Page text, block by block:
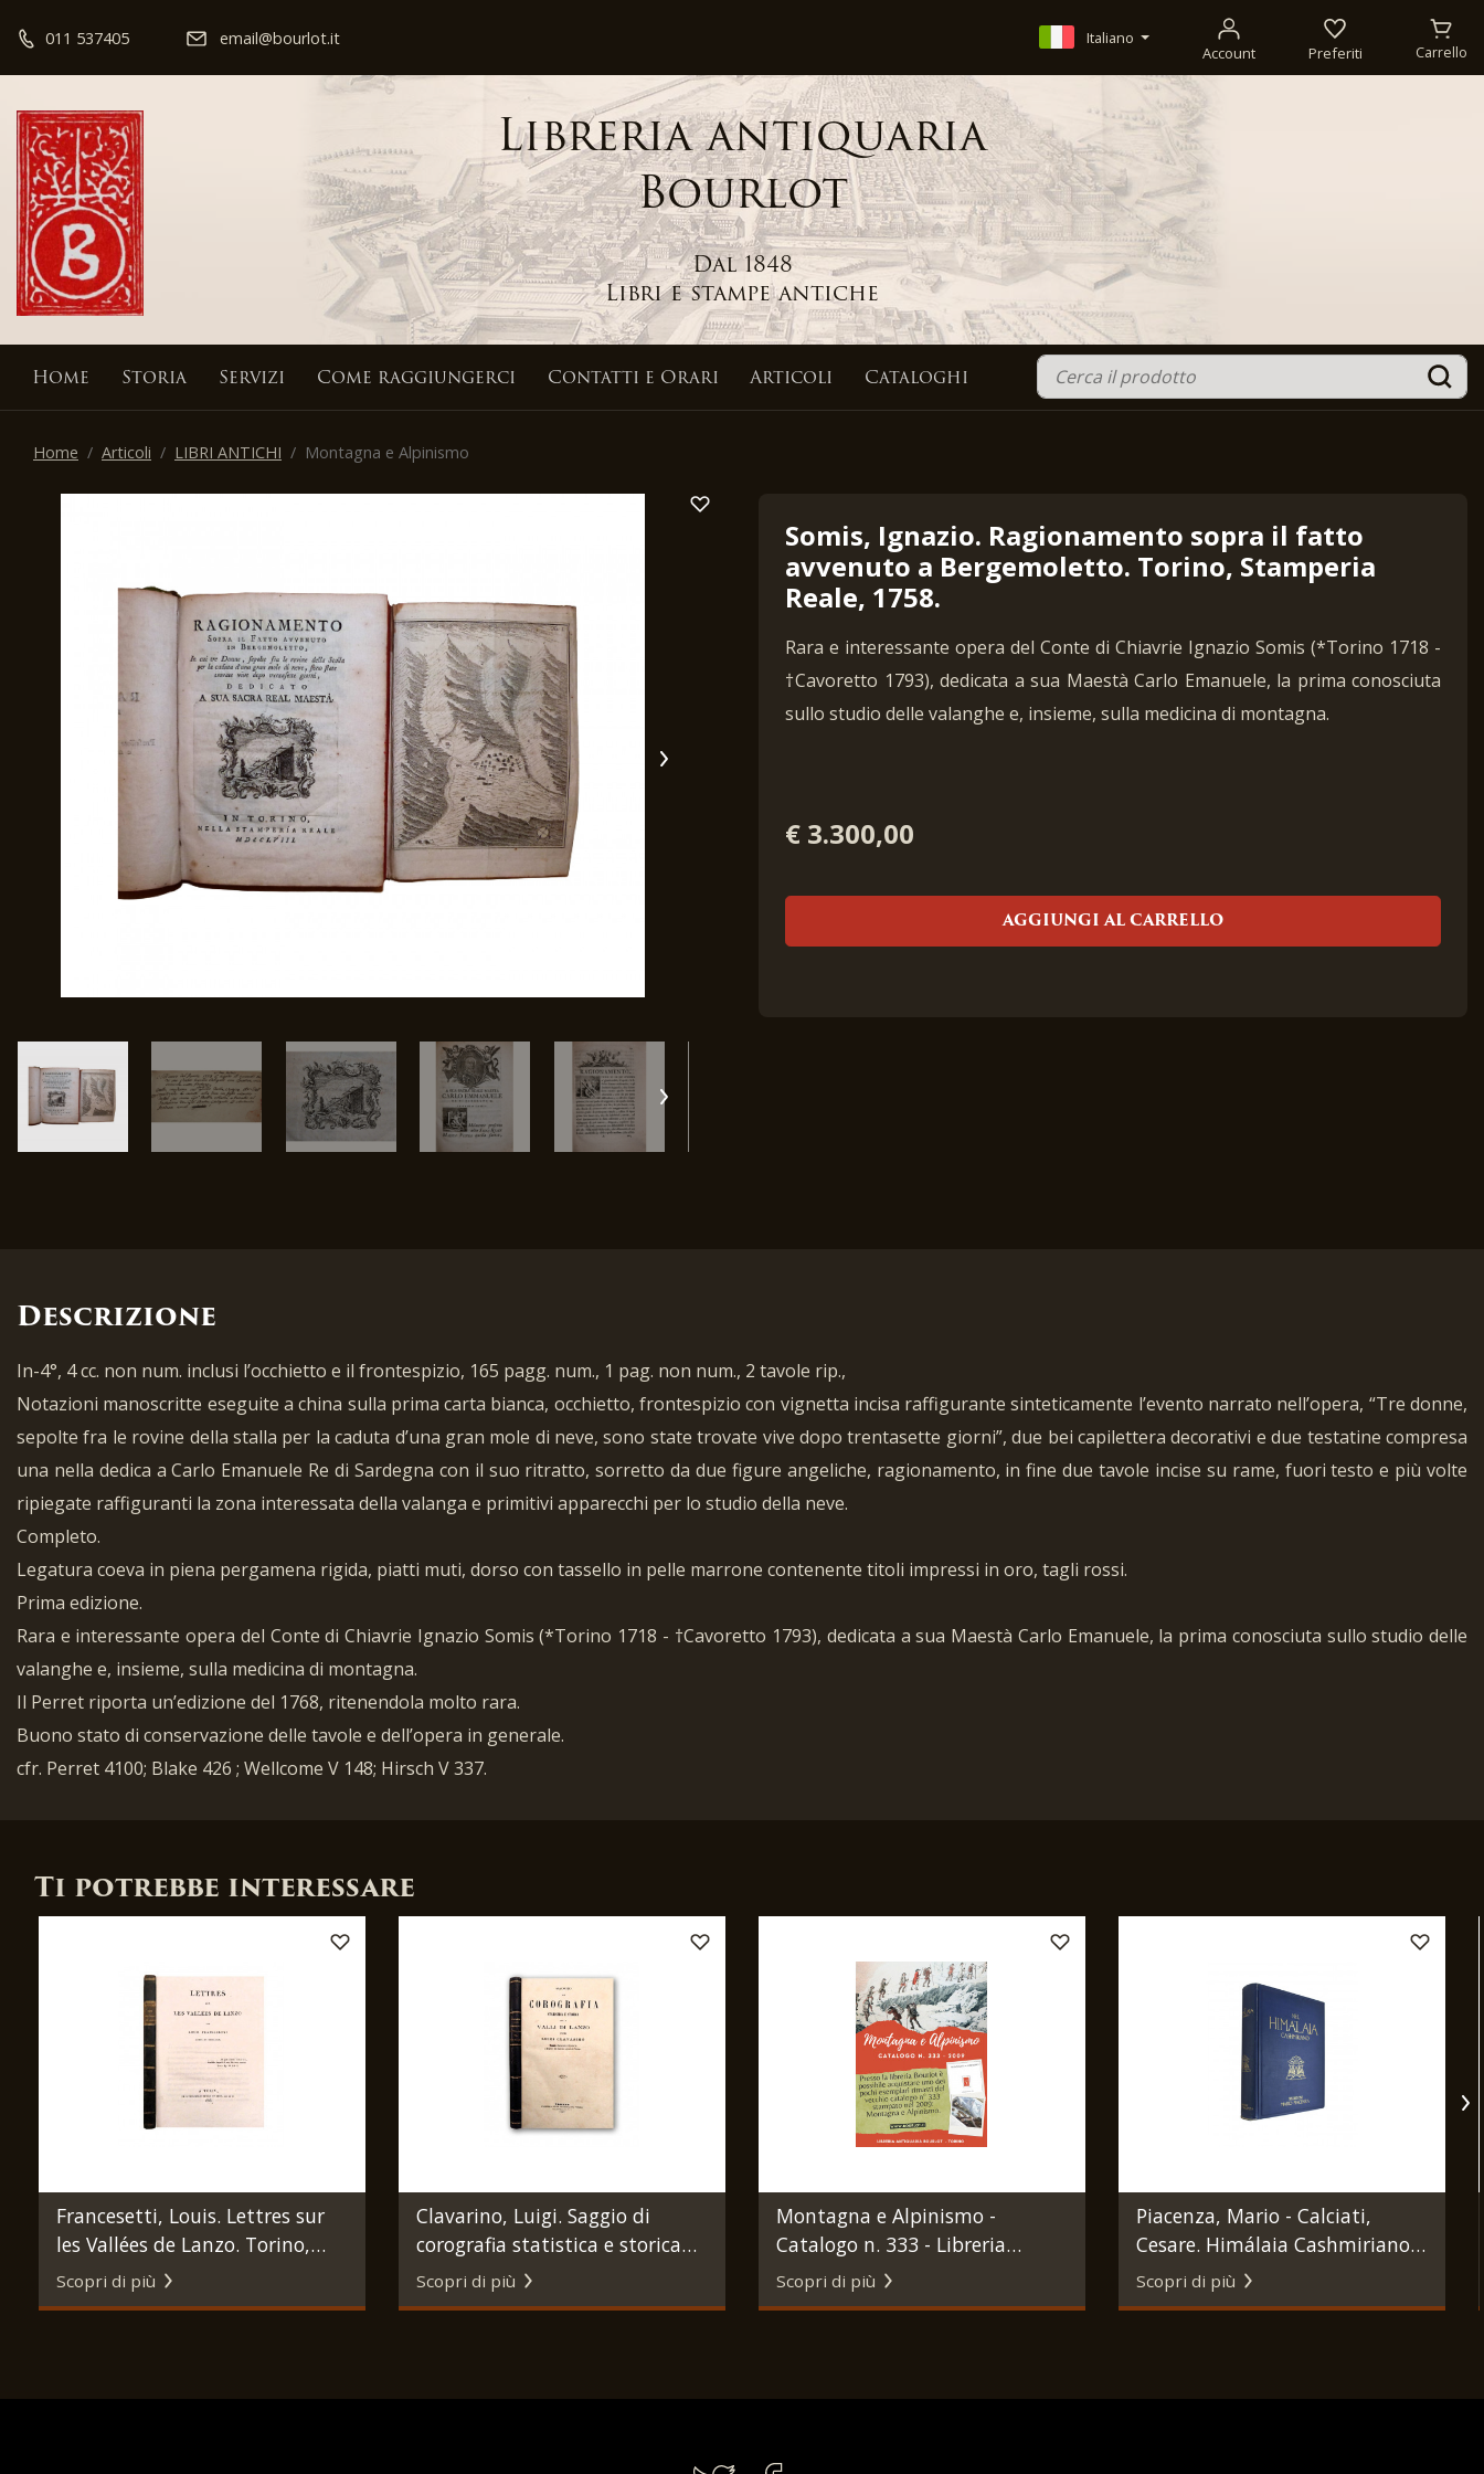
011 537405 email@bourlot.it Italiano
Account Preferiti Carrello
Libreria antiquaria
Bourlot
Dal 1848
Libri e stampe antiche
Home Storia Servizi Come raggiungerci Contatti e Orari Articoli Cataloghi
Home Articoli LIBRI ANTICHI Montagna e Alpinismo
Somis, Ignazio. Ragionamento sopra il fatto
avvenuto a Bergemoletto. Torino, Stamperia
Reale, 1758.
Rara e interessante opera del Conte di Chiavrie Ignazio Somis (*Torino 1718 -
†Cavoretto 1793), dedicata a sua Maestà Carlo Emanuele, la prima conosciuta
sullo studio delle valanghe e, insieme, sulla medicina di montagna.
€ 3.300,00
AGGIUNGI AL CARRELLO
Descrizione
In-4°, 4 cc. non num. inclusi l’occhietto e il frontespizio, 165 pagg. num., 1 pag. non num., 2 tavole rip.,
Notazioni manoscritte eseguite a china sulla prima carta bianca, occhietto, frontespizio con vignetta incisa raffigurante sinteticamente l’evento narrato nell’opera, “Tre donne,
sepolte fra le rovine della stalla per la caduta d’una gran mole di neve, sono state trovate vive dopo trentasette giorni”, due bei capilettera decorativi e due testatine compresa
una nella dedica a Carlo Emanuele Re di Sardegna con il suo ritratto, sorretto da due figure angeliche, ragionamento, in fine due tavole incise su rame, fuori testo e più volte
ripiegate raffiguranti la zona interessata della valanga e primitivi apparecchi per lo studio della neve.
Completo.
Legatura coeva in piena pergamena rigida, piatti muti, dorso con tassello in pelle marrone contenente titoli impressi in oro, tagli rossi.
Prima edizione.
Rara e interessante opera del Conte di Chiavrie Ignazio Somis (*Torino 1718 - †Cavoretto 1793), dedicata a sua Maestà Carlo Emanuele, la prima conosciuta sullo studio delle
valanghe e, insieme, sulla medicina di montagna.
Il Perret riporta un’edizione del 1768, ritenendola molto rara.
Buono stato di conservazione delle tavole e dell’opera in generale.
cfr. Perret 4100; Blake 426 ; Wellcome V 148; Hirsch V 337.
Ti potrebbe interessare
Francesetti, Louis. Lettres sur
les Vallées de Lanzo. Torino,
Chirio e Mina, 1823.
Scopri di più
Clavarino, Luigi. Saggio di
corografia statistica e storica
delle Valli di Lanzo. Torino,
Stamperia della Gazzetta del
Scopri di più
Montagna e Alpinismo -
Catalogo n. 333 - Libreria
Antiquaria Bourlot. Torino,
2009.
Scopri di più
Piacenza, Mario - Calciati,
Cesare. Himálaia Cashmiriano.
Milano, Rizzoli & C., 1930.
Scopri di più